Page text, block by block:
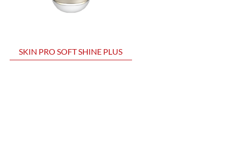
SKIN PRO SOFT SHINE PLUS